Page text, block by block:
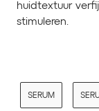
huidtextuur
stimuleren.
SERUM